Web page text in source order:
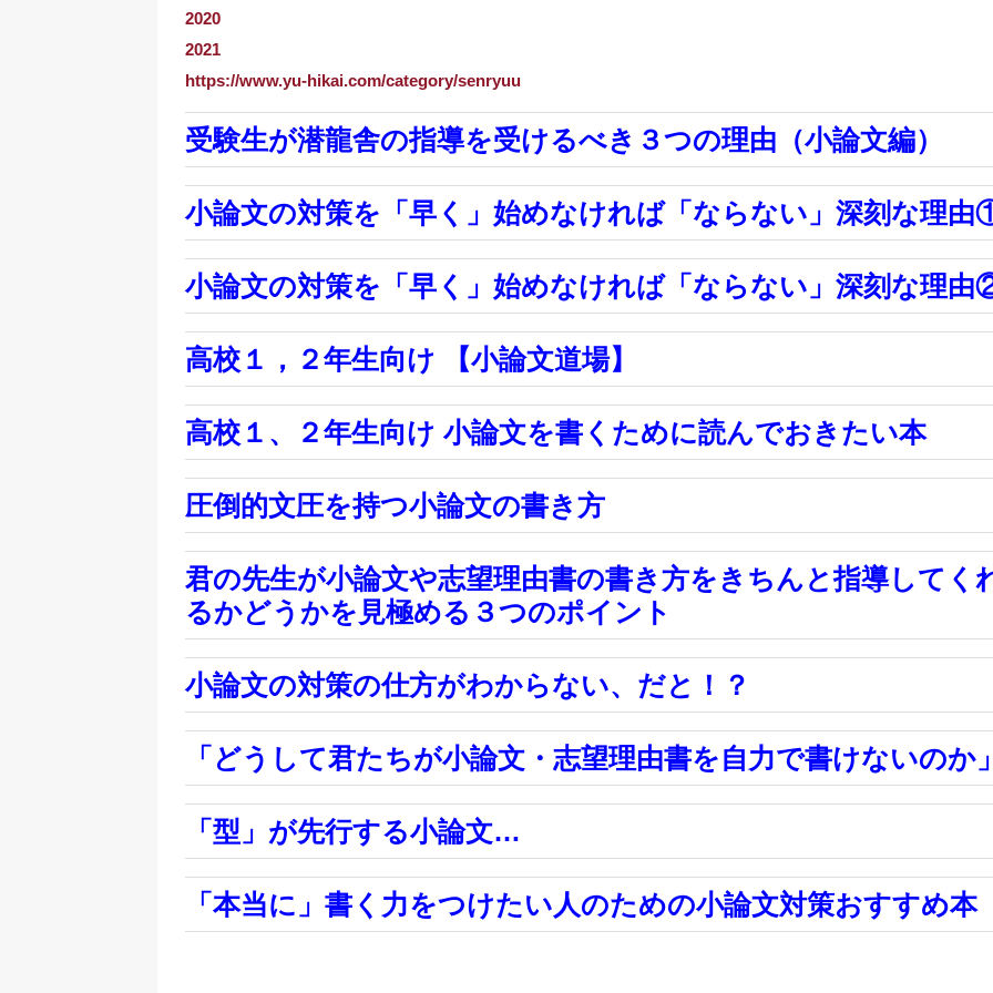
2020
2021
https://www.yu-hikai.com/category/senryuu
受験生が潜龍舎の指導を受けるべき３つの理由（小論文編）
小論文の対策を「早く」始めなければ「ならない」深刻な理由
小論文の対策を「早く」始めなければ「ならない」深刻な理由
高校１，２年生向け 【小論文道場】
高校１、２年生向け 小論文を書くために読んでおきたい本
圧倒的文圧を持つ小論文の書き方
君の先生が小論文や志望理由書の書き方をきちんと指導してく
るかどうかを見極める３つのポイント
小論文の対策の仕方がわからない、だと！？
「どうして君たちが小論文・志望理由書を自力で書けないのか
「型」が先行する小論文…
「本当に」書く力をつけたい人のための小論文対策おすすめ本